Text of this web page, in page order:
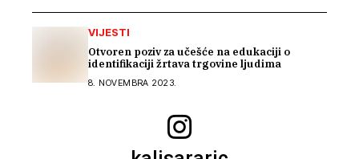
VIJESTI
Otvoren poziv za učešće na edukaciji o
identifikaciji žrtava trgovine ljudima
8. NOVEMBRA 2023.